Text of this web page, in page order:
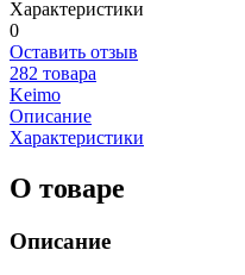
Характеристики
0
Оставить отзыв
282 товара
Keimo
Описание
Характеристики
О товаре
Описание